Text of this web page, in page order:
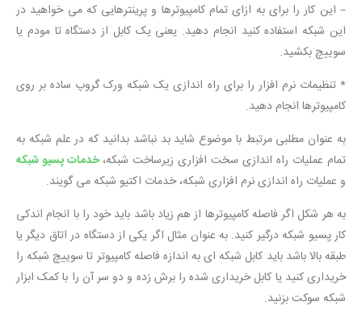
– این کار را برای به ازای تمام کامپیوترها و پرینترهایی که می خواهید در
این شبکه استفاده کنید انجام دهید. یعنی یک کابل از دستگاه تا مودم یا
سوییچ بکشید.
* تنظیمات نرم افزار را برای راه اندازی یک شبکه ورک گروپ ساده بر روی
کامپیوترها انجام دهید.
به عنوان مطلبی مرتبط با موضوع شاید بد نباشد بدانید که در علم شبکه به
تمام عملیات راه اندازی سخت افزاری زیرساخت شبکه، خدمات پسیو شبکه
و عملیات راه اندازی نرم افزاری شبکه، خدمات اکتیو شبکه می گویند.
به هر شکل اگر فاصله کامپیوترها از هم زیاد باشد باید خود را با انجام اندکی
کار پسیو شبکه درگیر کنید. به عنوان مثال اگر یکی از دستگاه در اتاق دیگر یا
طبقه بالا باشد باید کابل شبکه ای به اندازه فاصله کامپیوتر تا سوییچ شبکه را
خریداری کنید یا کابل خریداری شده را برش زده و دو سر آن را با کمک ابزار
شبکه سوکت بزنید.